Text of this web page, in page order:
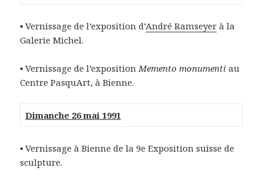
▪ Vernissage de l’exposition d’André Ramseyer à la
Galerie Michel.
▪ Vernissage de l’expositionMemento monumenti au
Centre PasquArt, à Bienne.
Dimanche 26 mai 1991
▪ Vernissage à Bienne de la 9e Exposition suisse de
sculpture.